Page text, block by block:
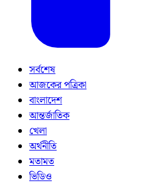
সর্বশেষ
আজকের পত্রিকা
বাংলাদেশ
আন্তর্জাতিক
খেলা
অর্থনীতি
মতামত
ভিডিও